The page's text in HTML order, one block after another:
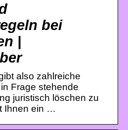
bei
|
also zahlreiche
Frage stehende
juristisch löschen zu
Ihnen ein …